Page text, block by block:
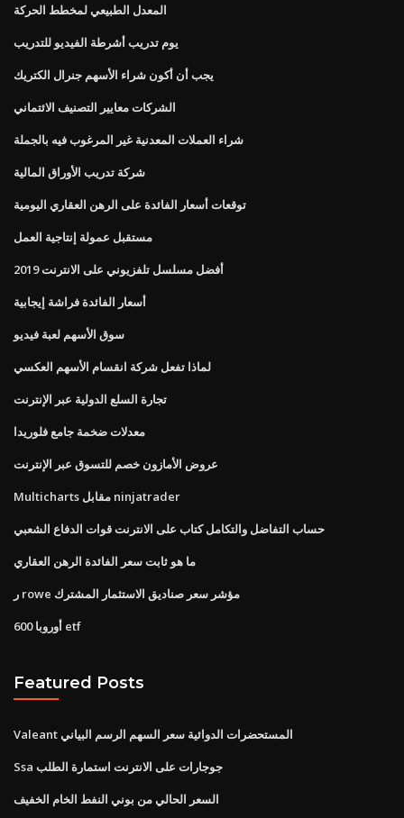
المعدل الطبيعي لمخطط الحركة
يوم تدريب أشرطة الفيديو للتدريب
يجب أن أكون شراء الأسهم جنرال الكتريك
الشركات معايير التصنيف الائتماني
شراء العملات المعدنية غير المرغوب فيه بالجملة
شركة تدريب الأوراق المالية
توقعات أسعار الفائدة على الرهن العقاري اليومية
مستقبل عمولة إنتاجية العمل
أفضل مسلسل تلفزيوني على الانترنت 2019
أسعار الفائدة فراشة إيجابية
سوق الأسهم لعبة فيديو
لماذا تفعل شركة انقسام الأسهم العكسي
تجارة السلع الدولية عبر الإنترنت
معدلات ضخمة جامع فلوريدا
عروض الأمازون خصم للتسوق عبر الإنترنت
Multicharts مقابل ninjatrader
حساب التفاضل والتكامل كتاب على الانترنت قوات الدفاع الشعبي
ما هو ثابت سعر الفائدة الرهن العقاري
ر rowe مؤشر سعر صناديق الاستثمار المشترك
أوروبا 600 etf
Featured Posts
Valeant المستحضرات الدوائية سعر السهم الرسم البياني
Ssa جوجارات على الانترنت استمارة الطلب
السعر الحالي من بوني النفط الخام الخفيف